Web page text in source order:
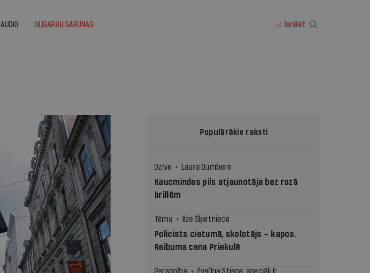
AUDIO OLIGARHU SARUNAS Ienākt
Populārākie raksti
Dzīve Laura Dumbere
Kaucmindes pils atjaunotāja bez rozā
brillēm
Tēma Ilze Šķietniece
Policists cietumā, skolotājs – kapos.
Reibuma cena Priekulē
Personība Evelīna Stiene, speciāli Ir